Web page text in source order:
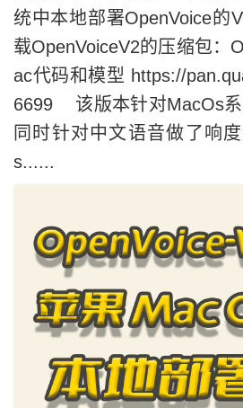
统中本地部署OpenVoice
载OpenVoiceV2的压缩包：
ac代码和模型 https://
6699 该版本针对MacOs系
同时针对中文语音做了响
s......